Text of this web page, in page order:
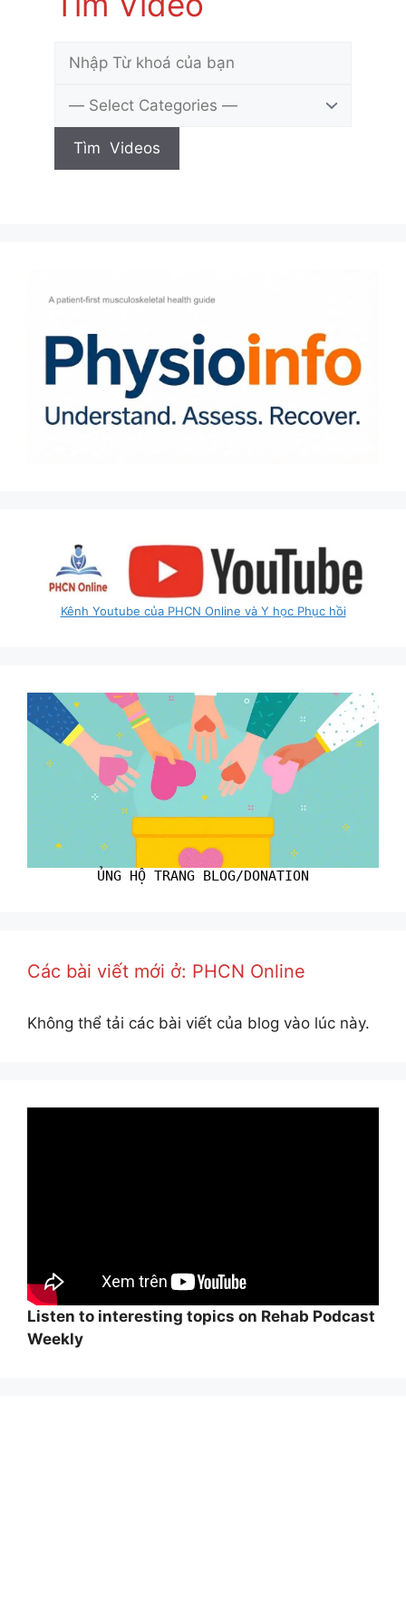
Kênh Youtube của PHCN Online và Y học Phục hồi
ỦNG HỘ TRANG BLOG/DONATION
Các bài viết mới ở: PHCN Online
Không thể tải các bài viết của blog vào lúc này.
Listen to interesting topics on Rehab Podcast
Weekly